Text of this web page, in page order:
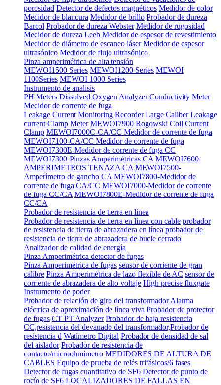
porosidad Detector de defectos magnéticos Medidor de color
Medidor de blancura Medidor de brillo Probador de dureza
Barcol Probador de dureza Webster Medidor de rugosidad
Medidor de dureza Leeb Medidor de espesor de revestimiento
Medidor de diámetro de escaneo láser Medidor de espesor
ultrasónico Medidor de flujo ultrasónico
Pinza amperimétrica de alta tensión
MEWOI1500 Series MEWOI1200 Series MEWOI
1100Series MEWOI 1000 Series
Instrumento de analisis
PH Meters Dissolved Oxygen Analyzer Conductivity Meter
Medidor de corrente de fuga
Leakage Current Monitoring Recorder Large Caliber Leakage
current Clamp Meter MEWOI7900 Rogowski Coil Current
Clamp MEWOI7000C-CA/CC Medidor de corrente de fuga
MEWOI7100-CA/CC Medidor de corrente de fuga
MEWOI7300E-Medidor de corrente de fuga CC
MEWOI7300-Pinzas Amperimétricas CA MEWOI7600-
AMPERIMETROS TENAZA CA MEWOI7500-
Amperímetro de gancho CA MEWOI7800-Medidor de
corrente de fuga CA/CC MEWOI7000-Medidor de corrente
de fuga CC/CA MEWOI7800E-Medidor de corrente de fuga
CC/CA
Probador de resistencia de tierra en línea
Probador de resistencia de tierra en línea con cable probador
de resistencia de tierra de abrazadera en línea probador de
resistencia de tierra de abrazadera de bucle cerrado
Analizador de calidad de energía
Pinza Amperimétrica detector de fugas
Pinza Amperimétrica de fugas sensor de corriente de gran
calibre Pinza Amperimétrica de lazo flexible de AC sensor de
corriente de abrazadera de alto voltaje High precise fluxgate
Instrumento de poder
Probador de relación de giro del transformador Alarma
eléctrica de aproximación de línea viva Probador de protector
de fugas CT PT Analyzer Probador de baja resistencia
CC,resistencia del devanado del transformador,Probador de
resistencia d Watímetro Digital Probador de densidad de sal
del aislador Probador de resistencia de
contacto/microohmímetro MEDIDORES DE ALTURA DE
CABLES Equipo de prueba de relés trifásicos/6 fases
Detector de fugas cuantitativo de SF6 Detector de punto de
rocío de SF6 LOCALIZADORES DE FALLAS EN